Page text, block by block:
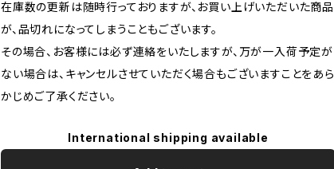
在庫数の更新は随時行っておりますが、お買い上げいただいた商品
が、品切れになってしまうこともございます。
その場合、お客様には必ず連絡をいたしますが、万が一入荷予定が
ない場合は、キャンセルさせていただく場合もございますことをあら
かじめご了承ください。
International shipping available